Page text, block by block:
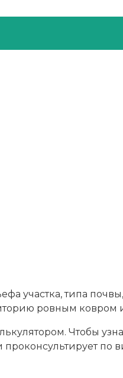
участка, типа
ровным ковром
Чтобы